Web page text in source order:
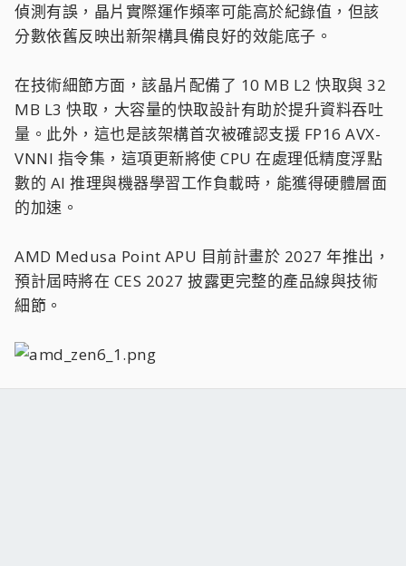
偵測有誤，晶片實際運作頻率可能高於紀錄值，但該
分數依舊反映出新架構具備良好的效能底子。
在技術細節方面，該晶片配備了 10 MB L2 快取與 32
MB L3 快取，大容量的快取設計有助於提升資料吞吐
量。此外，這也是該架構首次被確認支援 FP16 AVX-
VNNI 指令集，這項更新將使 CPU 在處理低精度浮點
數的 AI 推理與機器學習工作負載時，能獲得硬體層面
的加速。
AMD Medusa Point APU 目前計畫於 2027 年推出，
預計屆時將在 CES 2027 披露更完整的產品線與技術
細節。